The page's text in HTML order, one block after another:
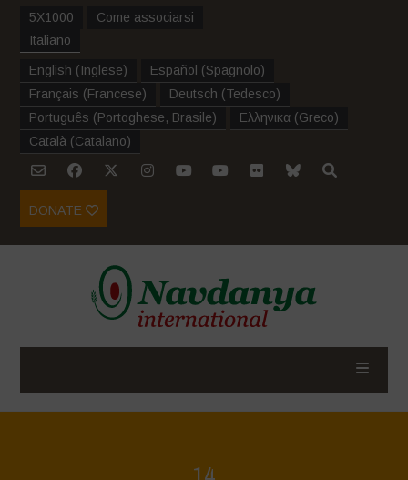
5X1000
Come associarsi
Italiano
English (Inglese) Español (Spagnolo)
Français (Francese) Deutsch (Tedesco)
Português (Portoghese, Brasile) Ελληνικα (Greco)
Català (Catalano)
DONATE